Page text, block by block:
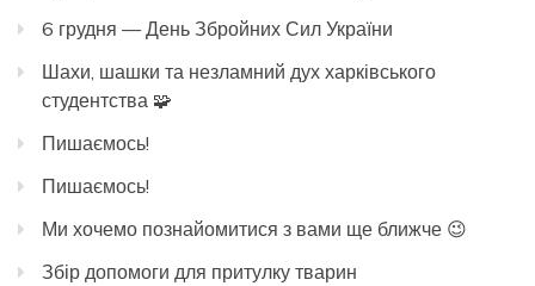
6 грудня — День Збройних Сил України
Шахи, шашки та незламний дух харківського
студентства 🧩
Пишаємось!
Пишаємось!
Ми хочемо познайомитися з вами ще ближче 😉
Збір допомоги для притулку тварин